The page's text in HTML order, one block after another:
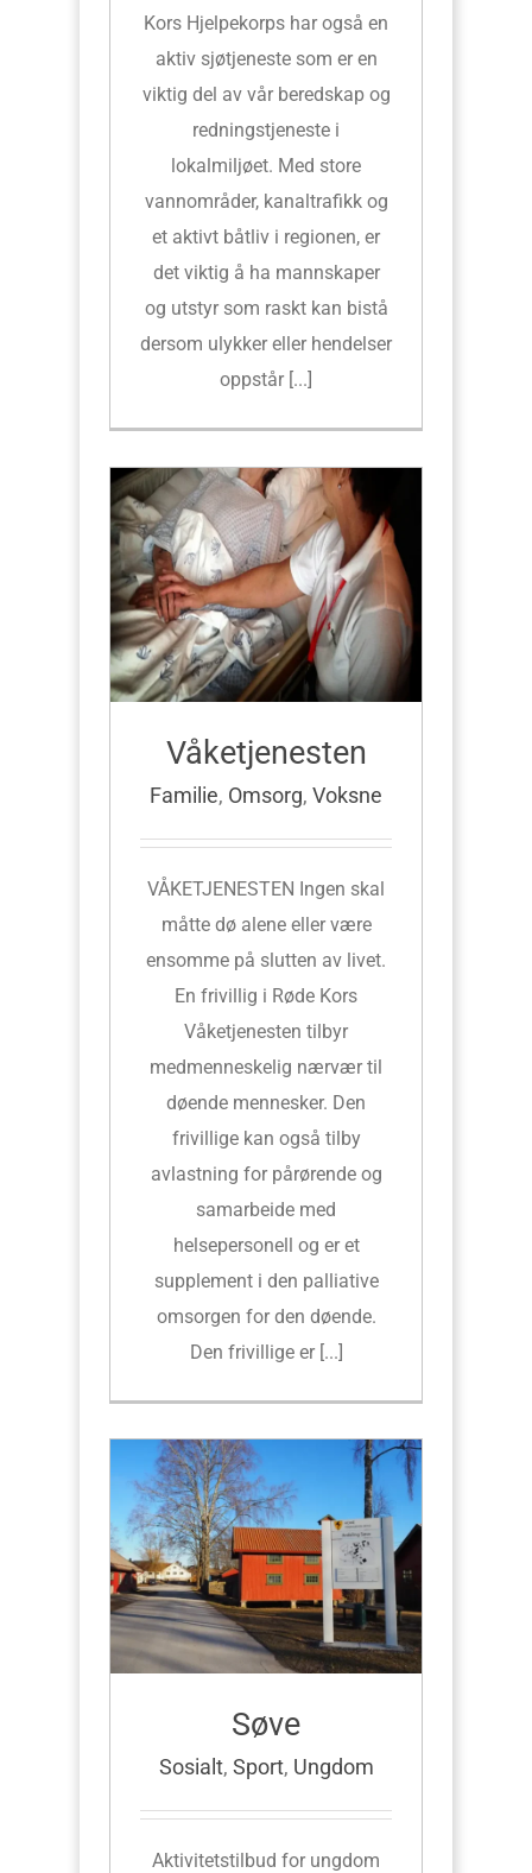
Kors Hjelpekorps har også en
aktiv sjøtjeneste som er en
viktig del av vår beredskap og
redningstjeneste i
lokalmiljøet. Med store
vannområder, kanaltrafikk og
et aktivt båtliv i regionen, er
det viktig å ha mannskaper
og utstyr som raskt kan bistå
dersom ulykker eller hendelser
oppstår [...]
Våketjenesten
Familie, Omsorg, Voksne
VÅKETJENESTEN Ingen skal
måtte dø alene eller være
ensomme på slutten av livet.
En frivillig i Røde Kors
Våketjenesten tilbyr
medmenneskelig nærvær til
døende mennesker. Den
frivillige kan også tilby
avlastning for pårørende og
samarbeide med
helsepersonell og er et
supplement i den palliative
omsorgen for den døende.
Den frivillige er [...]
Søve
Sosialt, Sport, Ungdom
Aktivitetstilbud for ungdom